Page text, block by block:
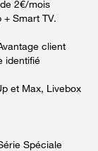
2€/mois
Smart TV.
client
identifié
et Max, Livebox
Spéciale